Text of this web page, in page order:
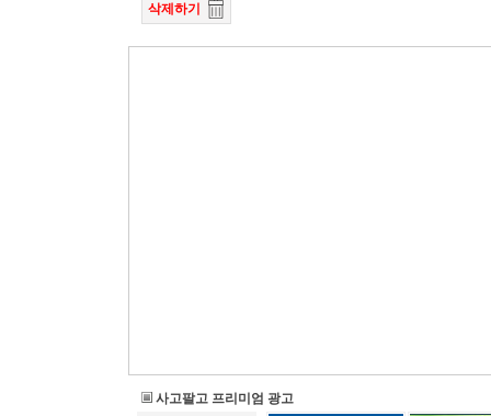
삭제하기
사고팔고 프리미엄 광고